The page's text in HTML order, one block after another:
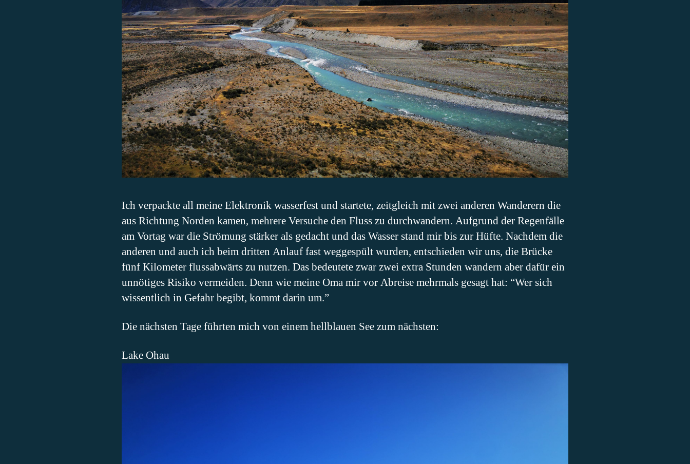
Ich verpackte all meine Elektronik wasserfest und startete, zeitgleich mit zwei anderen Wanderern die
aus Richtung Norden kamen, mehrere Versuche den Fluss zu durchwandern. Aufgrund der Regenfälle
am Vortag war die Strömung stärker als gedacht und das Wasser stand mir bis zur Hüfte. Nachdem die
anderen und auch ich beim dritten Anlauf fast weggespült wurden, entschieden wir uns, die Brücke
fünf Kilometer flussabwärts zu nutzen. Das bedeutete zwar zwei extra Stunden wandern aber dafür ein
unnötiges Risiko vermeiden. Denn wie meine Oma mir vor Abreise mehrmals gesagt hat: “Wer sich
wissentlich in Gefahr begibt, kommt darin um.”
Die nächsten Tage führten mich von einem hellblauen See zum nächsten:
Lake Ohau